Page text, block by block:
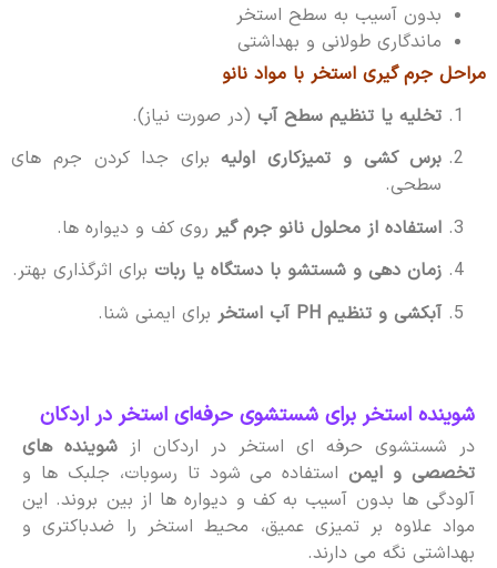
بدون آسیب به سطح استخر
ماندگاری طولانی و بهداشتی
مراحل جرم گیری استخر با مواد نانو
تخلیه یا تنظیم سطح آب(در صورت نیاز).
برس کشی و تمیزکاری اولیهبرای جدا کردن جرم های
سطحی.
استفاده از محلول نانو جرم گیرروی کف و دیواره ها.
زمان دهی و شستشو با دستگاه یا رباتبرای اثرگذاری بهتر.
آبکشی و تنظیم PH آب استخر
برای ایمنی شنا.
شوینده استخر برای شستشوی حرفه‌ای استخر در اردکان
در شستشوی حرفه ای استخر در اردکان از شوینده های
تخصصی و ایمناستفاده می شود تا رسوبات، جلبک ها و
آلودگی ها بدون آسیب به کف و دیواره ها از بین بروند. این
مواد علاوه بر تمیزی عمیق، محیط استخر را ضدباکتری و
بهداشتی نگه می دارند.